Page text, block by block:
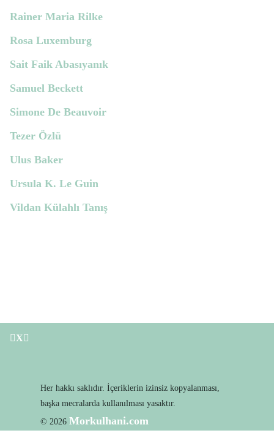
Rainer Maria Rilke
Rosa Luxemburg
Sait Faik Abasıyanık
Samuel Beckett
Simone De Beauvoir
Tezer Özlü
Ulus Baker
Ursula K. Le Guin
Vildan Külahlı Tanış
Her hakkı saklıdır. İçeriklerin izinsiz kopyalanması,
başka mecralarda kullanılması yasaktır.
© 2026 Morkulhani.com